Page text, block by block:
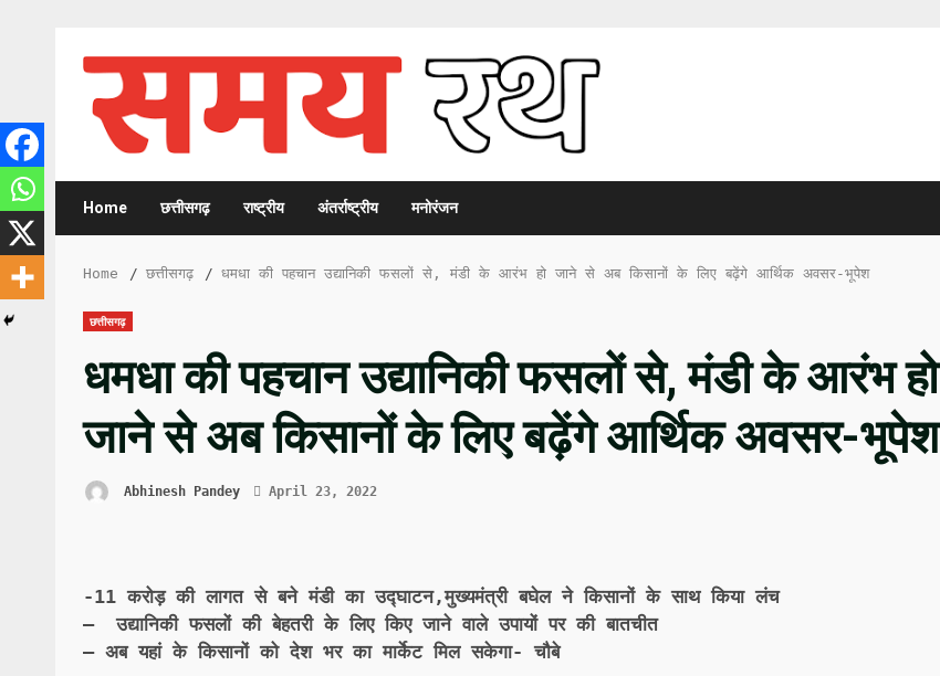
content
Home छत्तीसगढ़ राष्ट्रीय अंतर्राष्ट्रीय मनोरंजन
Home छत्तीसगढ़ धमधा की पहचान उद्यानिकी फसलों से, मंडी के आरंभ हो जाने से अब किसानों के लिए बढ़ेंगे आर्थिक अवसर-भूपेश
छत्तीसगढ़
धमधा की पहचान उद्यानिकी फसलों से, मंडी के आरंभ हो
जाने से अब किसानों के लिए बढ़ेंगे आर्थिक अवसर-भूपेश
Abhinesh Pandey April 23, 2022
-11 करोड़ की लागत से बने मंडी का उद्घाटन,मुख्यमंत्री बघेल ने किसानों के साथ किया लंच
– उद्यानिकी फसलों की बेहतरी के लिए किए जाने वाले उपायों पर की बातचीत
– अब यहां के किसानों को देश भर का मार्केट मिल सकेगा- चौबे